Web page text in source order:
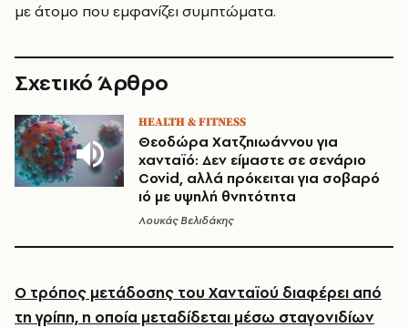
με άτομο που εμφανίζει συμπτώματα.
Σχετικό Άρθρο
HEALTH & FITNESS
Θεοδώρα Χατζηιωάννου για
χανταϊό: Δεν είμαστε σε σενάριο
Covid, αλλά πρόκειται για σοβαρό
ιό με υψηλή θνητότητα
Λουκάς Βελιδάκης
Ο τρόπος μετάδοσης του Χανταϊού διαφέρει από
τη γρίπη, η οποία μεταδίδεται μέσω σταγονιδίων